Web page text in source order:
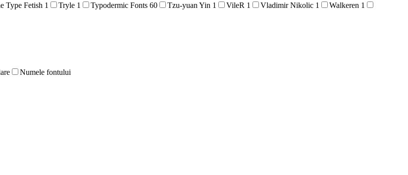
Type Fetish 1 Tryle 1 Typodermic Fonts 60 Tzu-yuan Yin 1 VileR 1 Vladimir Nikolic 1 Walkeren 1
Numele fontului